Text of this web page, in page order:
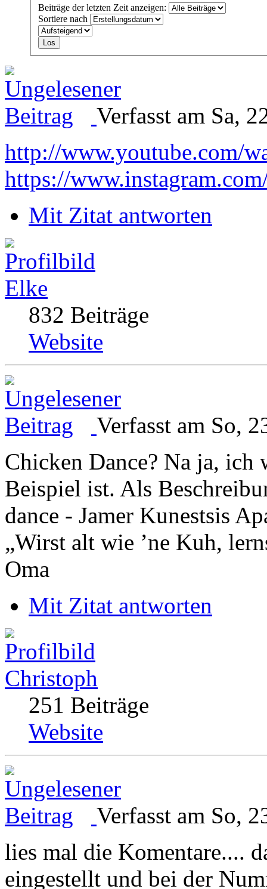
Beiträge der letzten Zeit anzeigen:
Sortiere nach
Verfasst am Sa,
http://www.youtube.com/
https://
Mit Zitat antworten
Elke
832 Beiträge
Website
Verfasst am So,
Chicken Dance? Na ja, ich
Beispiel ist. Als
dance - Jamer Kunestsis
„Wirst alt wie ’ne Kuh,
Oma
Mit Zitat antworten
Christoph
251 Beiträge
Website
Verfasst am So,
lies mal die Komentare....
eingestellt und bei der